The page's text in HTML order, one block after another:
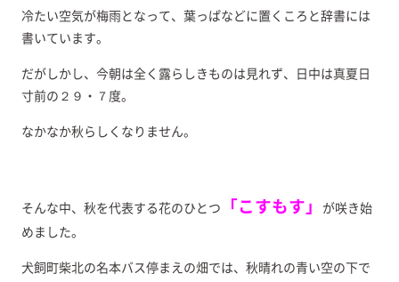
冷たい空気が梅雨となって、葉っぱなどに置くころと辞書には
書いています。
だがしかし、今朝は全く露らしきものは見れず、日中は真夏日
寸前の２９・７度。
なかなか秋らしくなりません。
そんな中、秋を代表する花のひとつ 「こすもす」
が咲き始
めました。
犬飼町柴北の名本バス停まえの畑では、秋晴れの青い空の下で